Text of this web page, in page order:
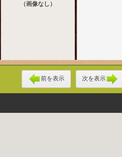
（画像なし）
前を表示 次を表示